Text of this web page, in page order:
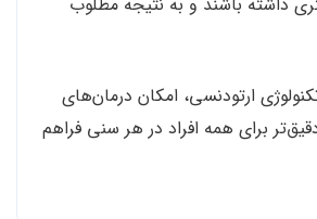
ارتودنسی، امکان درمان‌های
برای همه افراد در هر سنی فراهم